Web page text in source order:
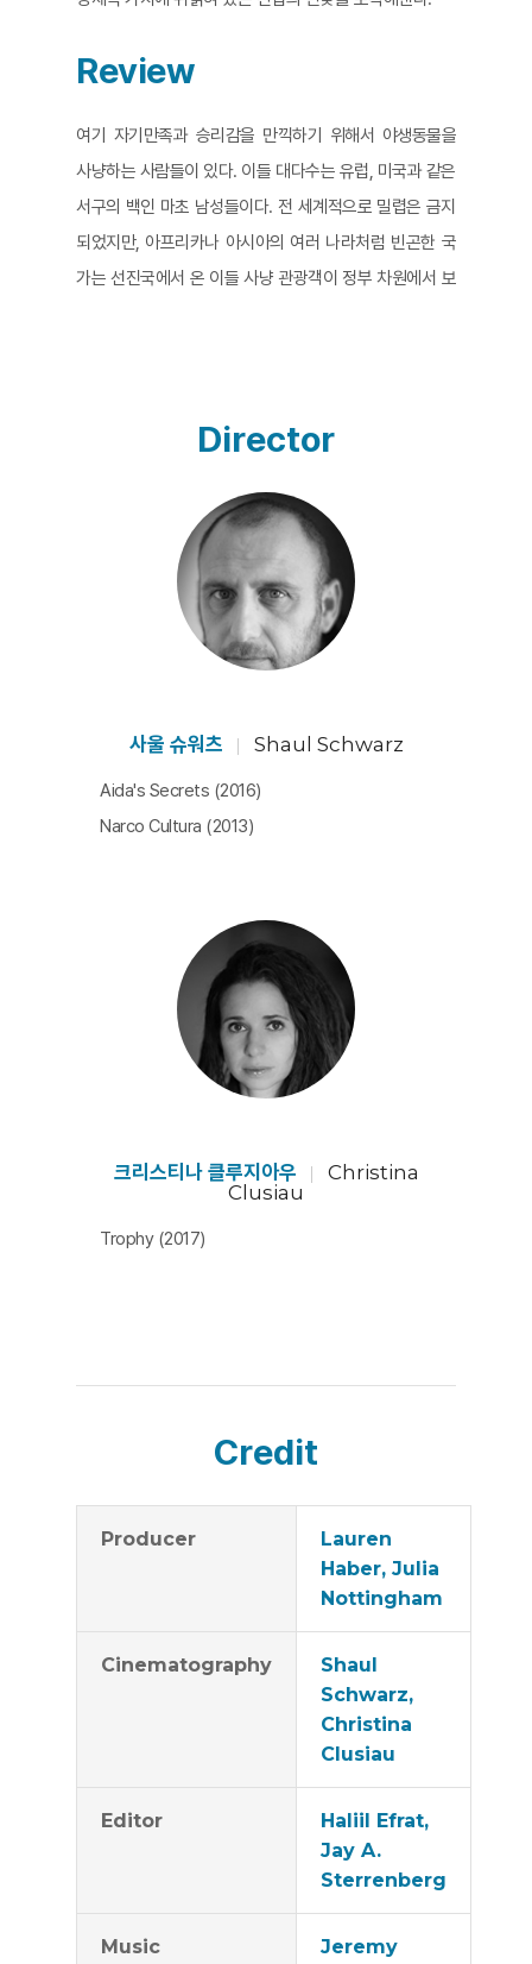
Review
여기 자기만족과 승리감을 만끽하기 위해서 야생동물을
사냥하는 사람들이 있다. 이들 대다수는 유럽, 미국과 같은
서구의 백인 마초 남성들이다. 전 세계적으로 밀렵은 금지
되었지만, 아프리카나 아시아의 여러 나라처럼 빈곤한 국
가는 선진국에서 온 이들 사냥 관광객이 정부 차원에서 보
감독의 카메라는 시종일관 사냥꾼들을 따라간다. 그러나
감독은 어떤 판단이나 평가도 내리지 않는다. 다만 야생동
물을 죽여 전리품(Trophy) 삼는 사냥꾼들을 보여줄 뿐이
다. 그럼에도 사자를 총으로 쏴 죽인 후 사자의 아름다움을
찬양하며 감격해 눈물을 흘리는 남자나, 집안을 온통 자신
이 사냥한 동물 박제로 치장한 사람들을 보노라면 “호모
사피엔스란 종이야말로 지구상에서 최단 시간에 가장 빠
르게 수많은 종을 멸종시킨 치명적인 종“(유발 하라리 『호
‘인간성’에 대해서 숙고하지 않을 수 없다. 사회적 약자 중
의 약자는 비인간 동물이라는 진실 앞에 부끄러워질 뿐이
Director
사울 슈워츠 Shaul Schwarz
Aida's Secrets (2016)
Narco Cultura (2013)
크리스티나 클루지아우
Christina
Clusiau
Trophy (2017)
Credit
Producer
Lauren
Haber, Julia
Nottingham
Cinematography
Shaul
Schwarz,
Christina
Clusiau
Editor
Haliil Efrat,
Jay A.
Sterrenberg
Music
Jeremy